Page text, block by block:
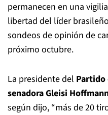
permanecen en una
libertad del líder
sondeos de opinión de
próximo octubre.
La presidente del Partido
senadora Gleisi
según dijo, “más de 20